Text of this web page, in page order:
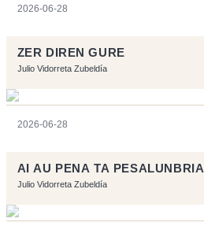
2026-06-28
ZER DIREN GURE
Julio Vidorreta Zubeldía
2026-06-28
AI AU PENA TA PESALUNBRIA
Julio Vidorreta Zubeldía